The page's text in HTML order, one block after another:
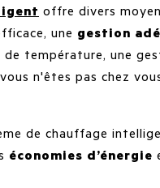
offre divers
une gestion
de température, une
n'êtes pas chez
de chauffage
économies d’énergie